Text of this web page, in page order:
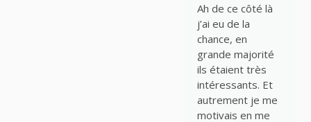
Ah de ce côté là
j’ai eu de la
chance, en
grande majorité
ils étaient très
intéressants. Et
autrement je me
motivais en me